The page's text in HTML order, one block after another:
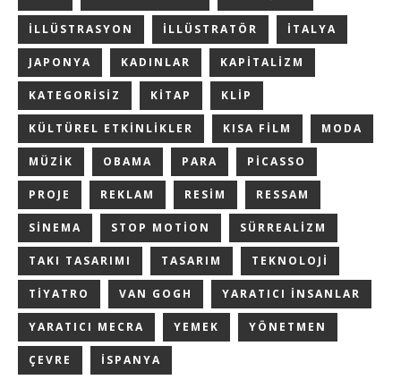
ILLÜSTRASYON ILLÜSTRATÖR ITALYA
JAPONYA KADINLAR KAPITALIZM
KATEGORISIZ KITAP KLIP
KÜLTÜREL ETKINLIKLER KISA FILM MODA
MÜZIK OBAMA PARA PICASSO
PROJE REKLAM RESIM RESSAM
SINEMA STOP MOTION SÜRREALIZM
TAKI TASARIMI TASARIM TEKNOLOJI
TIYATRO VAN GOGH YARATICI INSANLAR
YARATICI MECRA YEMEK YÖNETMEN
ÇEVRE İSPANYA